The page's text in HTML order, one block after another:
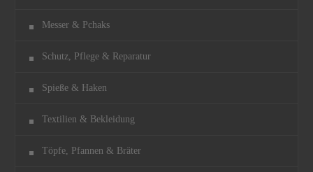
Messer & Pchaks
Schutz, Pflege & Reparatur
Spieße & Haken
Textilien & Bekleidung
Töpfe, Pfannen & Bräter